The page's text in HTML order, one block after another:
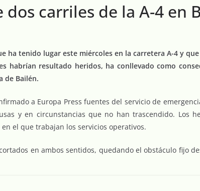
dos carriles de la A-4 en
ha tenido lugar este miércoles en la carretera A-4 y
habrían resultado heridos, ha conllevado como
de Bailén.
a Europa Press fuentes del servicio de
y en circunstancias que no han trascendido. Los
el que trabajan los servicios operativos.
en ambos sentidos, quedando el obstáculo fijo